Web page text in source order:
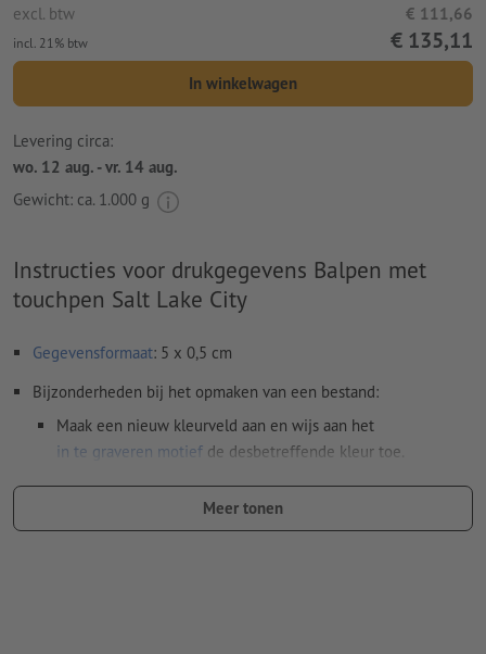
excl. btw € 111,66
incl. 21% btw € 135,11
In winkelwagen
Levering circa:
wo. 12 aug. - vr. 14 aug.
Gewicht: ca. 1.000 g
Instructies voor drukgegevens Balpen met
touchpen Salt Lake City
Gegevensformaat: 5 x 0,5 cm
Bijzonderheden bij het opmaken van een bestand:
Maak een nieuw kleurveld aan en wijs aan het
in te graveren motief de desbetreffende kleur toe.
naam van de staal: "Laser"
Meer tonen